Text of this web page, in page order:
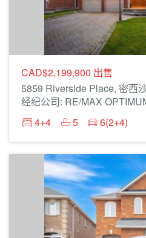
CAD$2,199,900 出售
5859 Riverside Place, 密西
经纪公司: RE/MAX
4+4
5 6(2+4)